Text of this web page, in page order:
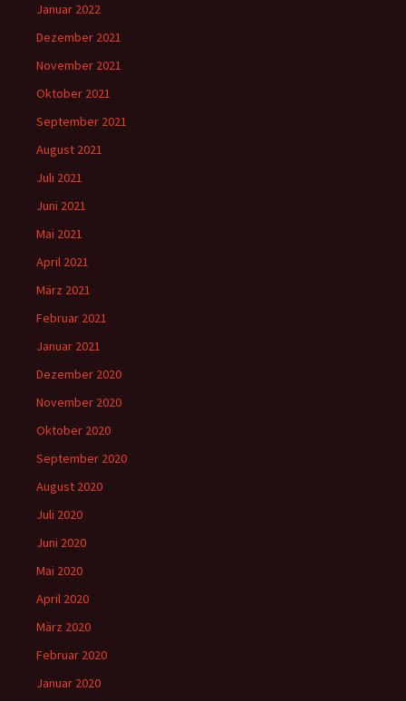
Januar 2022
Dezember 2021
November 2021
Oktober 2021
September 2021
August 2021
Juli 2021
Juni 2021
Mai 2021
April 2021
März 2021
Februar 2021
Januar 2021
Dezember 2020
November 2020
Oktober 2020
September 2020
August 2020
Juli 2020
Juni 2020
Mai 2020
April 2020
März 2020
Februar 2020
Januar 2020